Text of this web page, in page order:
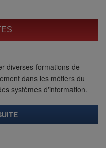
diverses formations de
dans les métiers du
systèmes d'information.